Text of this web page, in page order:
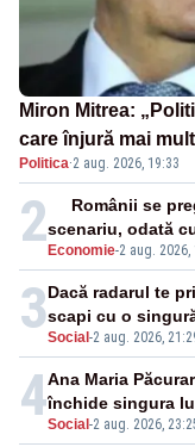
Miron Mitrea:
care înjură mai
Politica·2 aug. 2026, 19:33
2 Economie-2 aug. 2026,
Românii se
scenariu, odată
3Social -2 aug. 2026,
Dacă radarul te
scapi cu o
4Social -2 aug. 2026,
Ana Maria
închide singura